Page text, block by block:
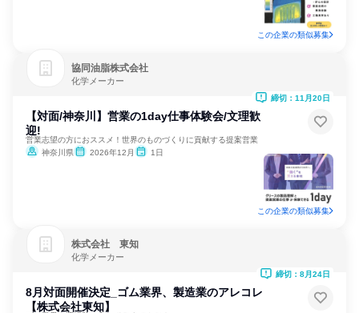
この企業の類似募集
協同油脂株式会社
化学メーカー
【対面/神奈川】営業の1day仕事体験会/文理歓
迎!
営業志望の方におススメ！世界のものづくりに貢献する提案営業
神奈川県
2026年12月 1日
締切：11月20日
この企業の類似募集
株式会社 東知
化学メーカー
8月対面開催決定_ゴム業界、製造業のアレコレ
【株式会社東知】
締切：8月24日